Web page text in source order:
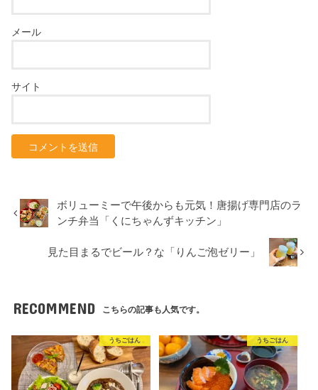
メール
サイト
ボリューミーで午後からも元気！唐揚げ専門店のラ
ンチ弁当「くにちゃんずキッチン」
見た目まるでビール？な「りんご泡ゼリー」
RECOMMEND こちらの記事も人気です。
うちごはん うちごはん